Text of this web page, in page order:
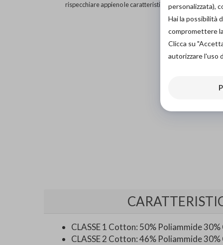
rispecchiare appieno le caratteristiche del prodotto.
CLASSE 1 Cotton: 50% Poliammide
CLASSE 2 Cotton: 46% Poliammide
personalizzata),
Hai la possibilità
compromettere
Clicca su
autorizzare l'uso